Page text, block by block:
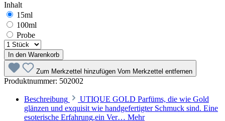
Inhalt
15ml
100ml
Probe
In den Warenkorb
Zum Merkzettel hinzufügen Vom Merkzettel entfernen
Produktnummer: 502002
Beschreibung
UTIQUE GOLD Parfüms, die wie Gold
glänzen und exquisit wie handgefertigter Schmuck sind. Eine
esoterische Erfahrung,ein Ver… Mehr